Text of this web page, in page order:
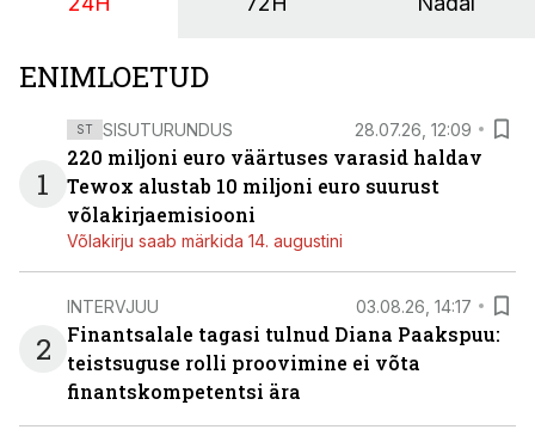
ENIMLOETUD
1
ST SISUTURUNDUS 28.07.26, 12:09
220 miljoni euro väärtuses varasid haldav
Tewox alustab 10 miljoni euro suurust
võlakirjaemisiooni
Võlakirju saab märkida 14. augustini
2
INTERVJUU 03.08.26, 14:17
Finantsalale tagasi tulnud Diana Paakspuu:
teistsuguse rolli proovimine ei võta
finantskompetentsi ära